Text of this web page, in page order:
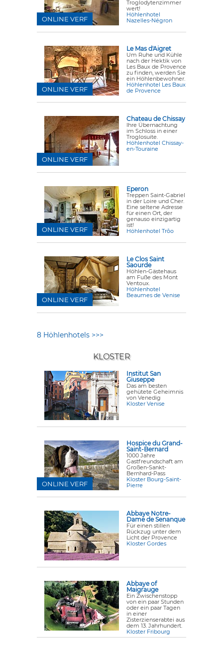
Troglodytenzimmer
wert!
Höhlenhotel
Nazelles-Négron
ONLINE VERF
Le Mas d'Aigret
Um Ruhe und Kühle
nach der Hektik von
Les Baux de Provence
zu finden, werden Sie
ein Höhlenbewohner.
Höhlenhotel Les Baux
de Provence
ONLINE VERF
Chateau de Chissay
Ihre Übernachtung
im Schloss in einer
Troglosuite.
Höhlenhotel Chissay-
en-Touraine
ONLINE VERF
Eperon
Treppen Saint-Gabriel
in der Loire und Cher.
Eine seltene Adresse
für einen Ort, der
genauso einzigartig
ist!
Höhlenhotel Trôo
ONLINE VERF
Le Clos Saint
Saourde
Höhlen-Gästehaus
am Fuße des Mont
Ventoux.
Höhlenhotel
Beaumes de Venise
ONLINE VERF
8 Höhlenhotels >>>
KLOSTER
Institut San
Giuseppe
Das am besten
gehütete Geheimnis
von Venedig
Kloster Venise
Hospice du Grand-
Saint-Bernard
1000 Jahre
Gastfreundschaft am
Großen-Sankt-
Bernhard-Pass
Kloster Bourg-Saint-
Pierre
ONLINE VERF
Abbaye Notre-
Dame de Senanque
Für einen stillen
Rückzug unter dem
Licht der Provence
Kloster Gordes
Abbaye of
Maigrauge
Ein Zwischenstopp
von ein paar Stunden
oder ein paar Tagen
in einer
Zisterzienserabtei aus
dem 13. Jahrhundert.
Kloster Fribourg